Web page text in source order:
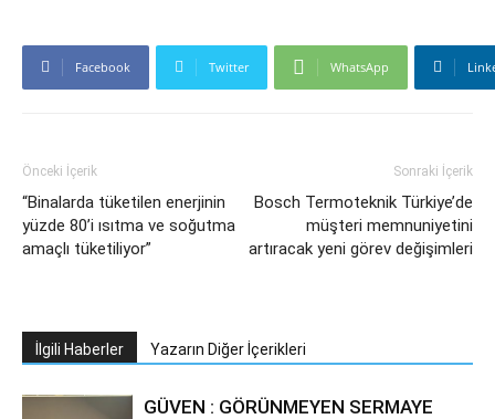
Facebook Twitter WhatsApp
Önceki İçerik
“Binalarda tüketilen enerjinin
yüzde 80’i ısıtma ve soğutma
amaçlı tüketiliyor”
Sonraki İçerik
Bosch Termoteknik Türkiye’de
müşteri memnuniyetini
artıracak yeni görev değişimleri
İlgili Haberler Yazarın Diğer İçerikleri
GÜVEN : GÖRÜNMEYEN SERMAYE